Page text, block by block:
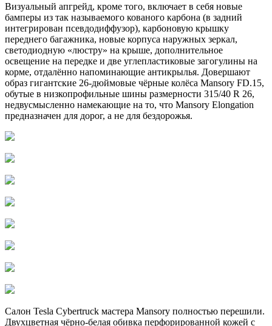
Визуальный апгрейд, кроме того, включает в себя новые
бамперы из так называемого кованого карбона (в задний
интегрирован псевдодиффузор), карбоновую крышку
переднего багажника, новые корпуса наружных зеркал,
светодиодную «люстру» на крыше, дополнительное
освещение на передке и две углепластиковые загогулины на
корме, отдалённо напоминающие антикрылья. Довершают
образ гигантские 26-дюймовые чёрные колёса Mansory FD.15,
обутые в низкопрофильные шины размерности 315/40 R 26,
недвусмысленно намекающие на то, что Mansory Elongation
предназначен для дорог, а не для бездорожья.
Салон Tesla Cybertruck мастера Mansory полностью перешили.
Двухцветная чёрно-белая обивка перфорированной кожей с